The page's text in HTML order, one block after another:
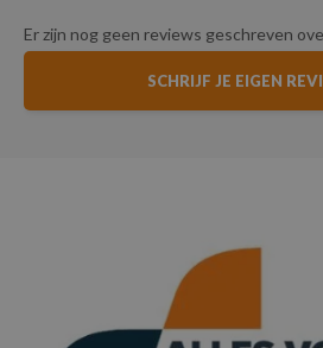
Er zijn nog geen reviews geschreven
SCHRIJF JE EIGEN